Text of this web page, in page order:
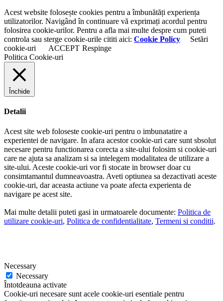
Acest website folosește cookies pentru a îmbunătăți experiența
utilizatorilor. Navigând în continuare vă exprimați acordul pentru
folosirea cookie-urilor. Pentru a afla mai multe despre cum puteti
controla sau sterge cookie-urile cititi aici: Cookie Policy
Setări
cookie-uri
ACCEPT Respinge
Politica Cookie-uri
Închide
Detalii
Acest site web foloseste cookie-uri pentru o imbunatatire a
experientei de navigare. In afara acestor cookie-uri care sunt sbsolut
necesare pentru functionarea corecta a site-ului folosim si cookie-uri
care ne ajuta sa analizam si sa intelegem modalitatea de utilizare a
site-ului. Aceste cookie-uri vor fi stocate in browser doar cu
consimtamantul dumneavoastra. Aveti optiunea sa dezactivati aceste
cookie-uri, dar aceasta actiune va poate afecta experienta de
navigare pe acest site.
Mai multe detalii puteti gasi in urmatoarele documente: Politica de
utilizare cookie-uri, Politica de confidentialitate, Termeni si conditii.
Necessary
Necessary
Întotdeauna activate
Cookie-uri necesare sunt acele cookie-uri esentiale pentru